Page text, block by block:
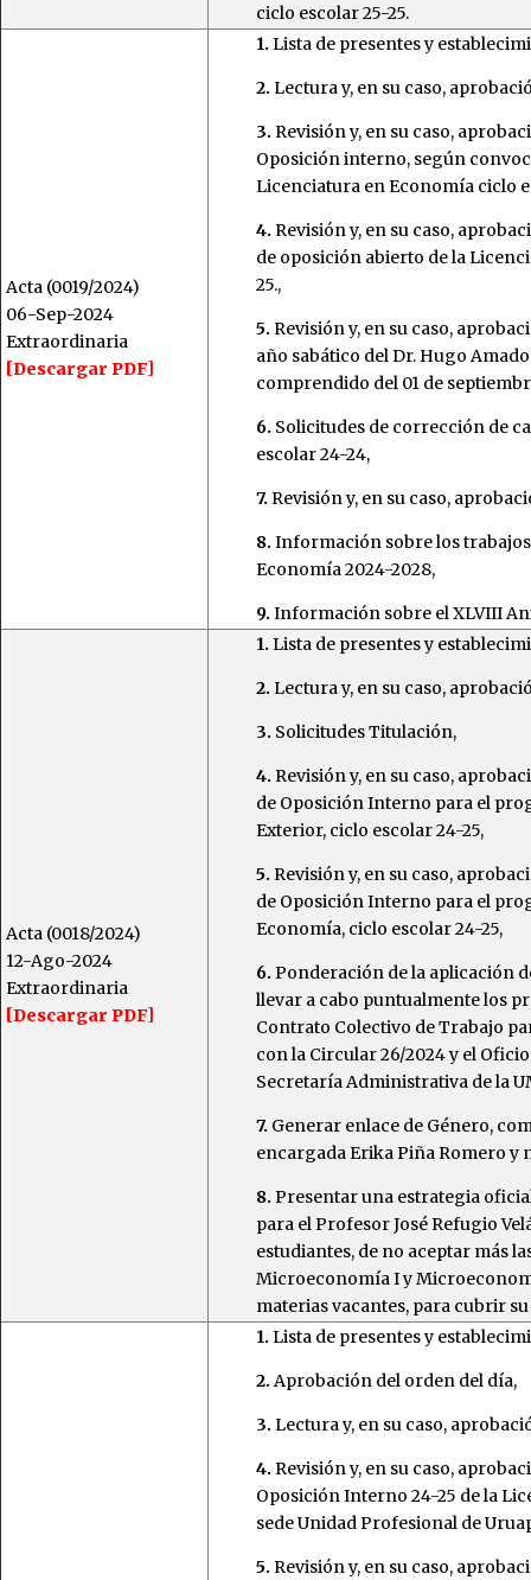
ciclo escolar 25-25.
Acta (0019/2024)
06-Sep-2024
Extraordinaria
[Descargar PDF]
1. Lista de presentes y
2. Lectura y, en su caso,
3. Revisión y, en su caso,
Oposición interno, según
Licenciatura en Economía ciclo
4. Revisión y, en su caso,
de oposición abierto de la
25.,
5. Revisión y, en su caso,
año sabático del Dr. Hugo
comprendido del 01 de
6. Solicitudes de corrección de
escolar 24-24,
7. Revisión y, en su caso,
8. Información sobre los
Economía 2024-2028,
9. Información sobre el XLVIII
Acta (0018/2024)
12-Ago-2024
Extraordinaria
[Descargar PDF]
1. Lista de presentes y
2. Lectura y, en su caso,
3. Solicitudes Titulación,
4. Revisión y, en su caso,
de Oposición Interno para el
Exterior, ciclo escolar 24-25,
5. Revisión y, en su caso,
de Oposición Interno para el
Economía, ciclo escolar 24-25,
6. Ponderación de la aplicación
llevar a cabo puntualmente los
Contrato Colectivo de Trabajo
con la Circular 26/2024 y el
Secretaría Administrativa de la
7. Generar enlace de Género,
encargada Erika Piña Romero
8. Presentar una estrategia
para el Profesor José Refugio
estudiantes, de no aceptar más
Microeconomía I y
materias vacantes, para cubrir su
1. Lista de presentes y
2. Aprobación del orden del día,
3. Lectura y, en su caso,
4. Revisión y, en su caso,
Oposición Interno 24-25 de la
sede Unidad Profesional de
5. Revisión y, en su caso,